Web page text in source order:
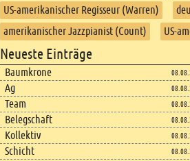
US-amerikanischer Regisseur (Warren)
amerikanischer Jazzpianist (Count)
US-
Footer content
Neueste Einträge
Baumkrone
Ag
Team
Belegschaft
Kollektiv
Schicht